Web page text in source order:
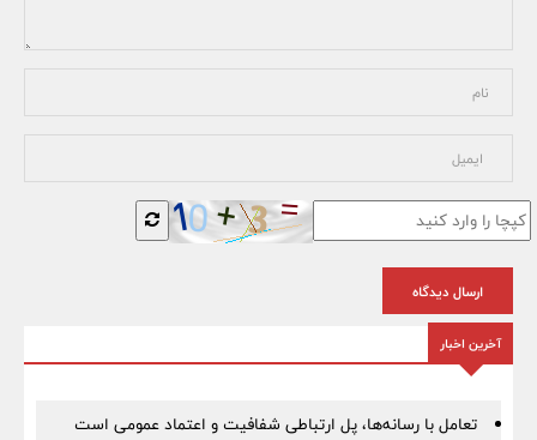
ارسال دیدگاه
آخرین اخبار
تعامل با رسانه‌ها، پل ارتباطی شفافیت و اعتماد عمومی است